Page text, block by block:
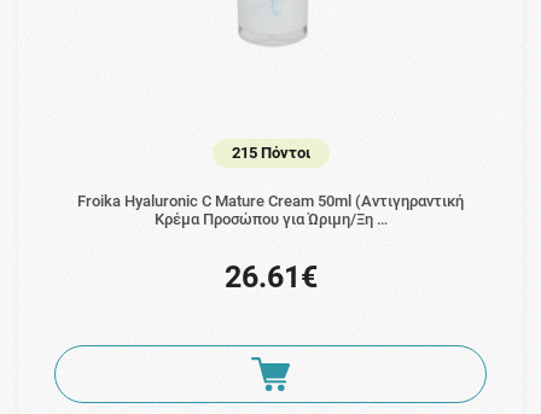
215 Πόντοι
Froika Hyaluronic C Mature Cream 50ml (Αντιγηραντική
Κρέμα Προσώπου για Ώριμη/Ξη …
26.61€